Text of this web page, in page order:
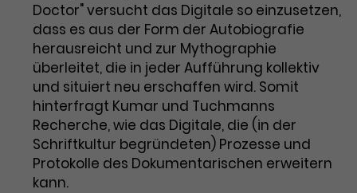
Doctor" versucht das Digitale so einzusetzen,
dass es aus der Form der Autobiografie
herausreicht und zur Mythographie
überleitet, die in jeder Aufführung kollektiv
und situiert neu erschaffen wird. Somit
hinterfragt Kumar und Tuchmanns
Recherche, wie das Digitale, die (in der
Schriftkultur begründeten) Prozesse und
Protokolle des Dokumentarischen erweitern
kann.